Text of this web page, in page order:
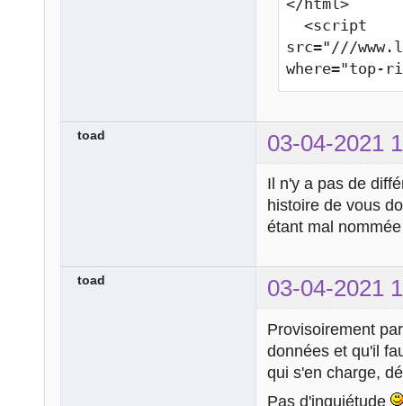
</html>
  <script
src="///
where="top-
toad 03-04-2021
Il n'y a pas de
histoire de vous
étant mal
toad 03-04-2021
Provisoirement
données et qu'il
qui s'en charge,
Pas d'inquiétude